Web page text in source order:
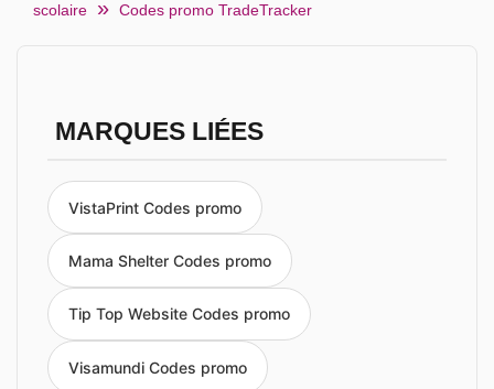
scolaire
Codes promo TradeTracker
MARQUES LIÉES
VistaPrint Codes promo
Mama Shelter Codes promo
Tip Top Website Codes promo
Visamundi Codes promo